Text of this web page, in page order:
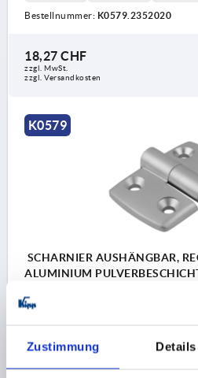
Zustimmung Details
Bestellnummer: K0579.2352020
18,27 CHF
zzgl. MwSt.
zzgl. Versandkosten
K0579
SCHARNIER AUSHÄNGBAR,
ALUMINIUM
FLÜGELLÄNGE LINKS=38,5